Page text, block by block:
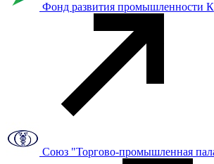
Фонд развития промышленности
Союз "Торгово-промышленная